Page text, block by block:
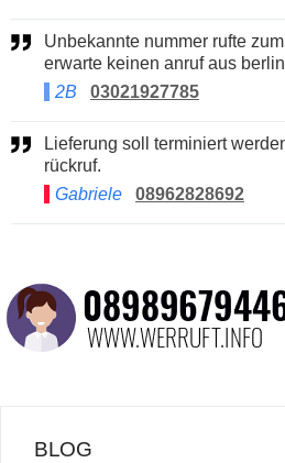
Unbekannte nummer rufte zum zweiten mal an. ich
erwarte keinen anruf aus berlin
2B
03021927785
Lieferung soll terminiert werden. kein empfang bei
rückruf.
Gabriele
08962828692
BLOG